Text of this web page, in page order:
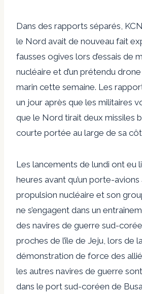
Dans des rapports séparés,
le Nord avait de nouveau fait
fausses ogives lors d’essais de
nucléaire et d’un prétendu
marin cette semaine. Les
un jour après que les militaires
que le Nord tirait deux missiles
courte portée au large de sa
Les lancements de lundi ont eu
heures avant qu’un porte-avions
propulsion nucléaire et son
ne s’engagent dans un
des navires de guerre sud-
proches de l’île de Jeju, lors de
démonstration de force des
les autres navires de guerre
dans le port sud-coréen de